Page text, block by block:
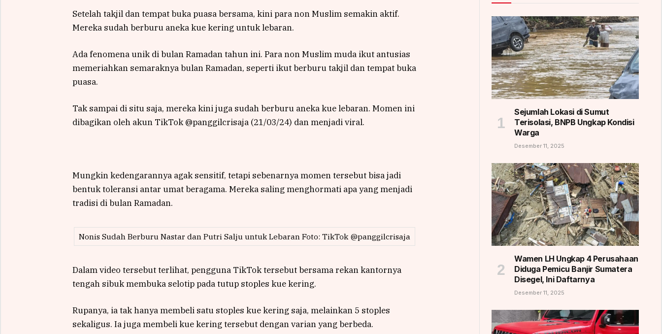
Setelah takjil dan tempat buka puasa bersama, kini para non Muslim semakin aktif.
Mereka sudah berburu aneka kue kering untuk lebaran.
Ada fenomena unik di bulan Ramadan tahun ini. Para non Muslim muda ikut antusias
memeriahkan semaraknya bulan Ramadan, seperti ikut berburu takjil dan tempat buka
puasa.
Tak sampai di situ saja, mereka kini juga sudah berburu aneka kue lebaran. Momen ini
dibagikan oleh akun TikTok @panggilcrisaja (21/03/24) dan menjadi viral.
Mungkin kedengarannya agak sensitif, tetapi sebenarnya momen tersebut bisa jadi
bentuk toleransi antar umat beragama. Mereka saling menghormati apa yang menjadi
tradisi di bulan Ramadan.
Nonis Sudah Berburu Nastar dan Putri Salju untuk Lebaran Foto: TikTok @panggilcrisaja
Dalam video tersebut terlihat, pengguna TikTok tersebut bersama rekan kantornya
tengah sibuk membuka selotip pada tutup stoples kue kering.
Rupanya, ia tak hanya membeli satu stoples kue kering saja, melainkan 5 stoples
sekaligus. Ia juga membeli kue kering tersebut dengan varian yang berbeda.
Sejumlah Lokasi di Sumut
Terisolasi, BNPB Ungkap Kondisi
Warga
Desember 11, 2025
Wamen LH Ungkap 4 Perusahaan
Diduga Pemicu Banjir Sumatera
Disegel, Ini Daftarnya
Desember 11, 2025